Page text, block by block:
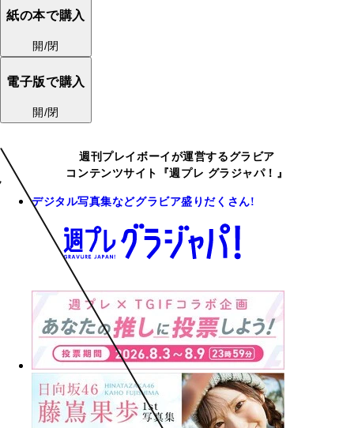
紙の本で購入
開/閉
電子版で購入
開/閉
週刊プレイボーイが運営するグラビア
コンテンツサイト『週プレ グラジャパ！』
デジタル写真集などグラビア盛りだくさん!